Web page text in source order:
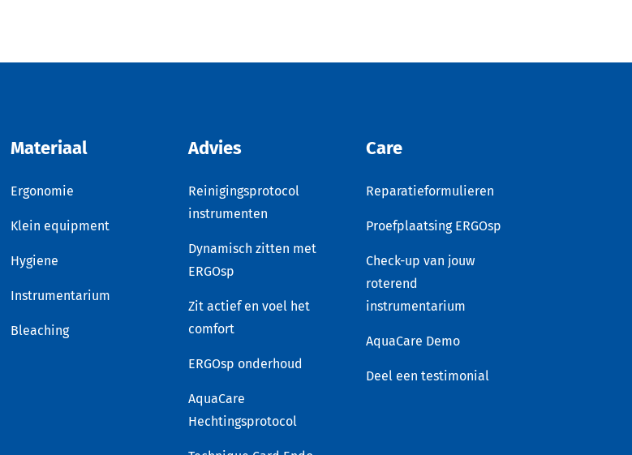
Materiaal
Ergonomie
Klein equipment
Hygiene
Instrumentarium
Bleaching
Advies
Reinigingsprotocol
instrumenten
Dynamisch zitten met
ERGOsp
Zit actief en voel het
comfort
ERGOsp onderhoud
AquaCare
Hechtingsprotocol
Care
Reparatieformulieren
Proefplaatsing ERGOsp
Check-up van jouw
roterend
instrumentarium
AquaCare Demo
Deel een testimonial